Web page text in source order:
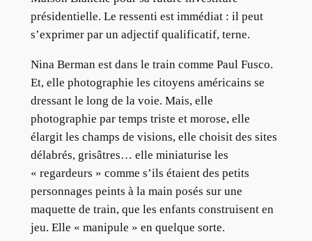
présidentielle. Le ressenti est immédiat : il peut
s’exprimer par un adjectif qualificatif, terne.
Nina Berman est dans le train comme Paul Fusco.
Et, elle photographie les citoyens américains se
dressant le long de la voie. Mais, elle
photographie par temps triste et morose, elle
élargit les champs de visions, elle choisit des sites
délabrés, grisâtres… elle miniaturise les
« regardeurs » comme s’ils étaient des petits
personnages peints à la main posés sur une
maquette de train, que les enfants construisent en
jeu. Elle « manipule » en quelque sorte.